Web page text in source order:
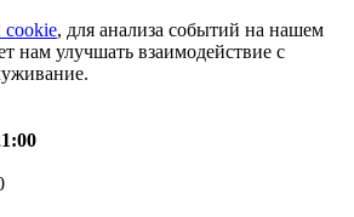
, для анализа событий на нашем
нам улучшать взаимодействие с